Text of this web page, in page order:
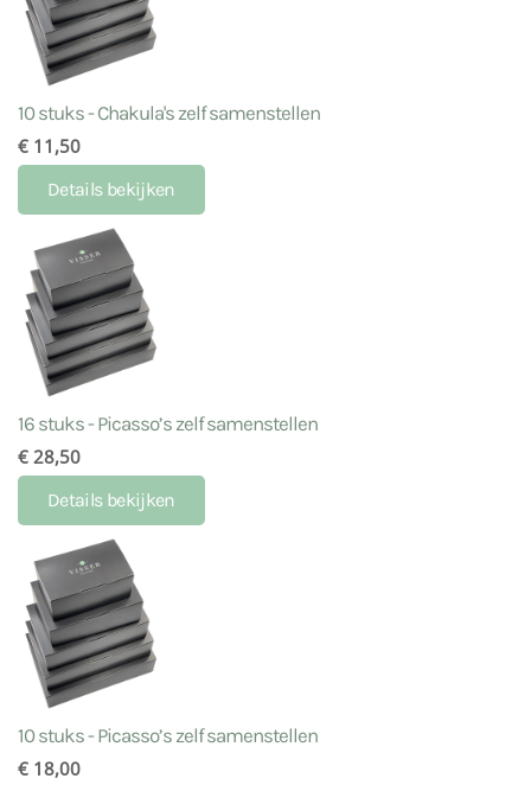
10 stuks - Chakula's zelf samenstellen
€ 11,50
Details bekijken
16 stuks - Picasso’s zelf samenstellen
€ 28,50
Details bekijken
10 stuks - Picasso’s zelf samenstellen
€ 18,00